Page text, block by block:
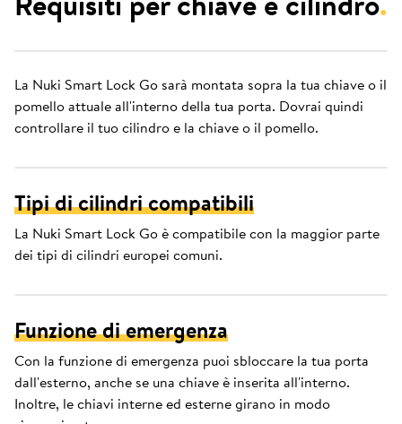
La Nuki Smart Lock Go sarà montata sopra la tua chiave o il
pomello attuale all'interno della tua porta. Dovrai quindi
controllare il tuo cilindro e la chiave o il pomello.
Tipi di cilindri compatibili
La Nuki Smart Lock Go è compatibile con la maggior parte
dei tipi di cilindri europei comuni.
Funzione di emergenza
Con la funzione di emergenza puoi sbloccare la tua porta
dall'esterno, anche se una chiave è inserita all'interno.
Inoltre, le chiavi interne ed esterne girano in modo